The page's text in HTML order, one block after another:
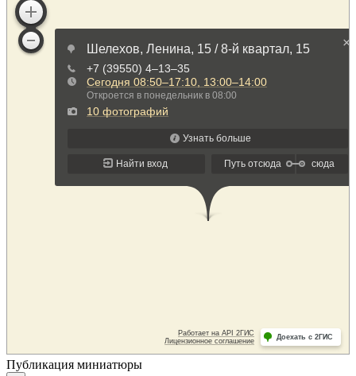
Публикация миниатюры